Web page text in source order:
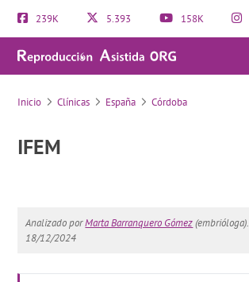
239K 5.393 158K
IFEM
Inicio Clínicas España Córdoba
IFEM
Analizado porMarta Barranquero Gómez(embrióloga).
18/12/2024